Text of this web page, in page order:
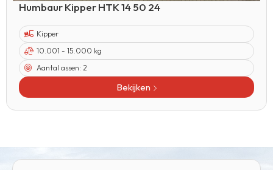
Humbaur Kipper HTK 14 50 24
Kipper
10.001 - 15.000 kg
Aantal assen: 2
Bekijken